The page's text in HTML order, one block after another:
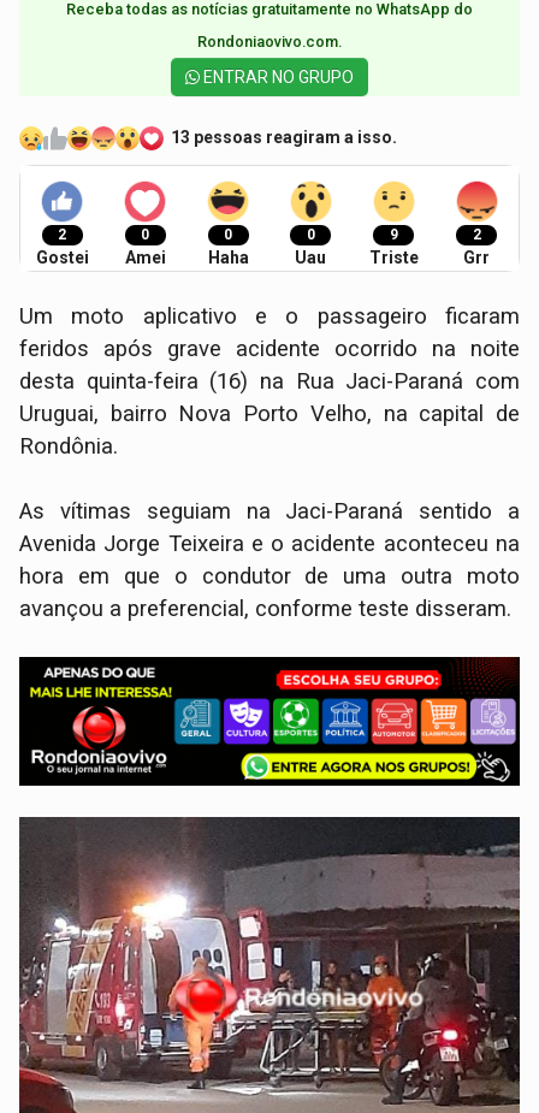
Receba todas as notícias gratuitamente no WhatsApp do
Rondoniaovivo.com.​
ENTRAR NO GRUPO
13 pessoas reagiram a isso.
2
Gostei
0
Amei
0
Haha
0
Uau
9
Triste
2
Grr
Um moto aplicativo e o passageiro ficaram
feridos após grave acidente ocorrido na noite
desta quinta-feira (16) na Rua Jaci-Paraná com
Uruguai, bairro Nova Porto Velho, na capital de
Rondônia.
As vítimas seguiam na Jaci-Paraná sentido a
Avenida Jorge Teixeira e o acidente aconteceu na
hora em que o condutor de uma outra moto
avançou a preferencial, conforme teste disseram.